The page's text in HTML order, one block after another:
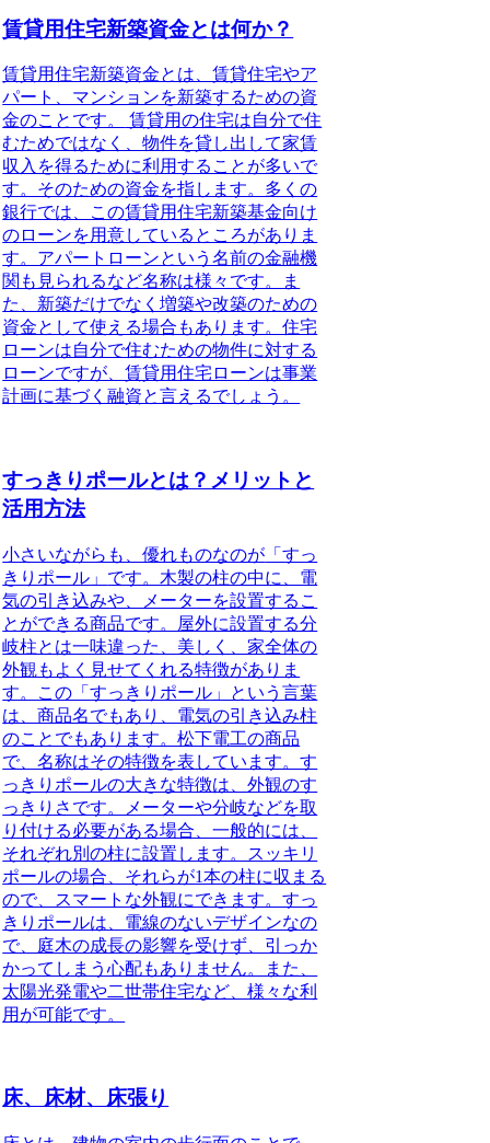
賃貸用住宅新築資金とは何か？
賃貸用住宅新築資金とは、賃貸住宅やア
パート、マンションを新築するための資
金のことです。
賃貸用の住宅は自分で住
むためではなく、物件を貸し出して家賃
収入を得るために利用することが多いで
す。そのための資金を指します。多くの
銀行では、この賃貸用住宅新築基金向け
のローンを用意しているところがありま
す。アパートローンという名前の金融機
関も見られるなど名称は様々です。ま
た、新築だけでなく増築や改築のための
資金として使える場合もあります。住宅
ローンは自分で住むための物件に対する
ローンですが、賃貸用住宅ローンは事業
計画に基づく融資と言えるでしょう。
すっきりポールとは？メリットと
活用方法
小さいながらも、優れものなのが 「すっ
きりポール」 です。木製の柱の中に、電
気の引き込みや、メーターを設置するこ
とができる商品です。屋外に設置する分
岐柱とは一味違った、美しく、家全体の
外観もよく見せてくれる特徴がありま
す。この「すっきりポール」という言葉
は、商品名でもあり、電気の引き込み柱
のことでもあります。松下電工の商品
で、名称はその特徴を表しています。す
っきりポールの大きな特徴は、外観のす
っきりさです。メーターや分岐などを取
り付ける必要がある場合、一般的には、
それぞれ別の柱に設置します。スッキリ
ポールの場合、それらが1本の柱に収まる
ので、スマートな外観にできます。すっ
きりポールは、電線のないデザインなの
で、庭木の成長の影響を受けず、引っか
かってしまう心配もありません。また、
太陽光発電や二世帯住宅など、様々な利
用が可能です。
床、床材、床張り